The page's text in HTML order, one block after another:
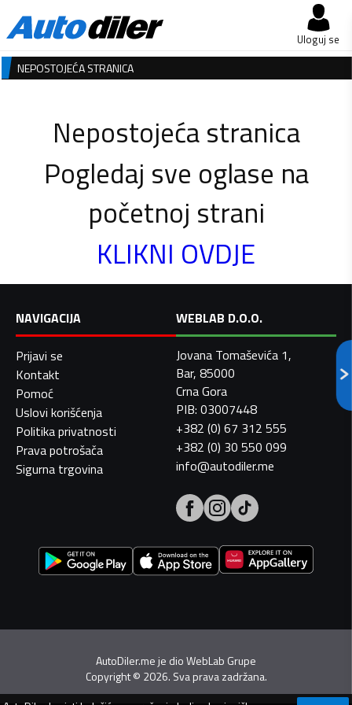
Uloguj se
NEPOSTOJEĆA STRANICA
Nepostojeća stranica
Pogledaj sve oglase na
početnoj strani
KLIKNI OVDJE
NAVIGACIJA
Prijavi se
Kontakt
Pomoć
Uslovi korišćenja
Politika privatnosti
Prava potrošača
Sigurna trgovina
WEBLAB D.O.O.
Jovana Tomaševića 1,
Bar, 85000
Crna Gora
PIB: 03007448
+382 (0) 67 312 555
+382 (0) 30 550 099
info@autodiler.me
AutoDiler.me je dioWebLab Grupe
Copyright© 2026. Sva prava zadržana.